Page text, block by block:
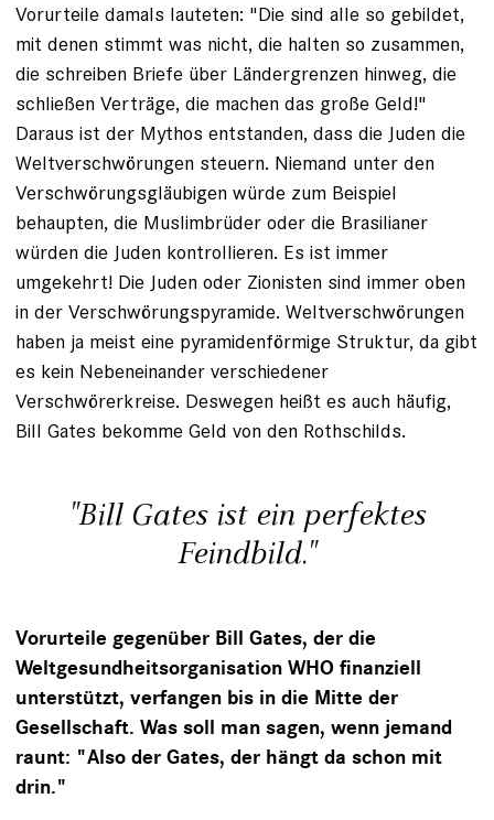
Vorurteile damals lauteten: "Die sind alle so gebildet,
mit denen stimmt was nicht, die halten so zusammen,
die schreiben Briefe über Ländergrenzen hinweg, die
schließen Verträge, die machen das große Geld!"
Daraus ist der Mythos entstanden, dass die Juden die
Weltverschwörungen steuern. Niemand unter den
Verschwörungsgläubigen würde zum Beispiel
behaupten, die Muslimbrüder oder die Brasilianer
würden die Juden kontrollieren. Es ist immer
umgekehrt! Die Juden oder Zionisten sind immer oben
in der Verschwörungspyramide. Weltverschwörungen
haben ja meist eine pyramidenförmige Struktur, da gibt
es kein Nebeneinander verschiedener
Verschwörerkreise. Deswegen heißt es auch häufig,
Bill Gates bekomme Geld von den Rothschilds.
"Bill Gates ist ein perfektes
Feindbild."
Vorurteile gegenüber Bill Gates, der die
Weltgesundheitsorganisation WHO finanziell
unterstützt, verfangen bis in die Mitte der
Gesellschaft. Was soll man sagen, wenn jemand
raunt: "Also der Gates, der hängt da schon mit
drin."